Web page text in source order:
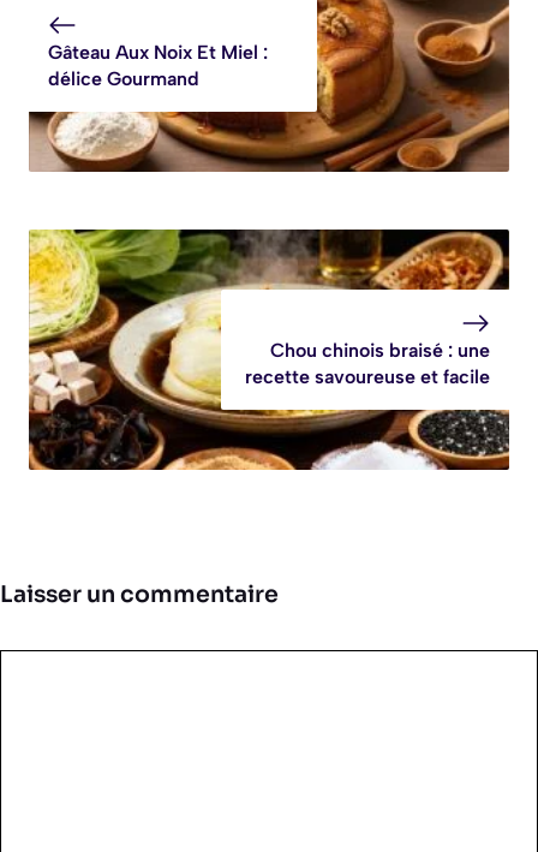
Gâteau Aux Noix Et Miel :
délice Gourmand
Chou chinois braisé : une
recette savoureuse et facile
Laisser un commentaire